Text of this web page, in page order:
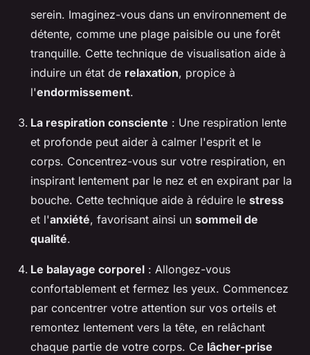
serein. Imaginez-vous dans un environnement de
détente, comme une plage paisible ou une forêt
tranquille. Cette technique de visualisation aide à
induire un état de relaxation, propice à
l'endormissement.
La respiration consciente : Une respiration lente
et profonde peut aider à calmer l'esprit et le
corps. Concentrez-vous sur votre respiration, en
inspirant lentement par le nez et en expirant par la
bouche. Cette technique aide à réduire le stress
et l'anxiété, favorisant ainsi un sommeil de
qualité.
Le balayage corporel : Allongez-vous
confortablement et fermez les yeux. Commencez
par concentrer votre attention sur vos orteils et
remontez lentement vers la tête, en relâchant
chaque partie de votre corps. Ce lâcher-prise